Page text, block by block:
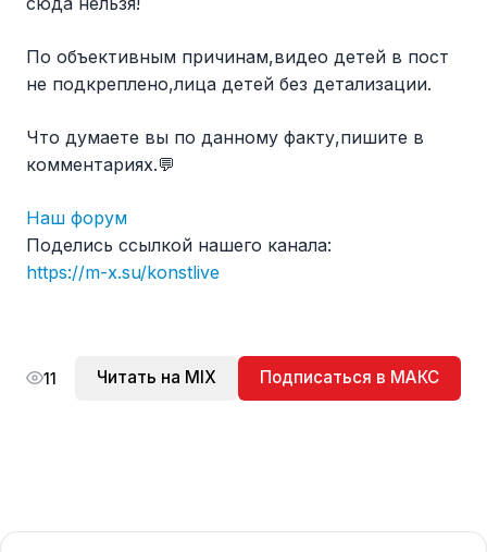
По объективным причинам,видео детей в пост
не подкреплено,лица детей без детализации.
Что думаете вы по данному факту,пишите в
комментариях.💬
Наш форум
Поделись ссылкой нашего канала:
https://m-x.su/konstlive
11 Читать на MIX Подписаться в МАКС